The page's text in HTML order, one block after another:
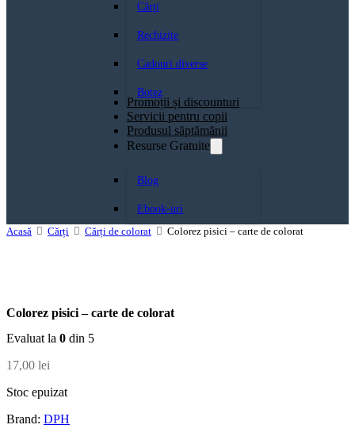
Cărți
Rechizite
Cadouri diverse
Botez
Promoții și discounturi
Servicii pentru copii
Produsul săptămănii
Resurse Gratuite
Blog
Ebook-uri
Acasă
Cărți Cărți de colorat Colorez pisici – carte de colorat
Colorez pisici – carte de colorat
Evaluat la 0 din 5
17,00 lei
Stoc epuizat
Brand: DPH